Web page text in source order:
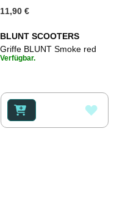
11,90 €
BLUNT SCOOTERS
Griffe BLUNT Smoke red
Verfügbar.